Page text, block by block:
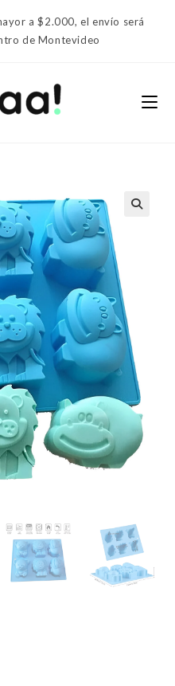
a $2.000, el envío será
de Montevideo